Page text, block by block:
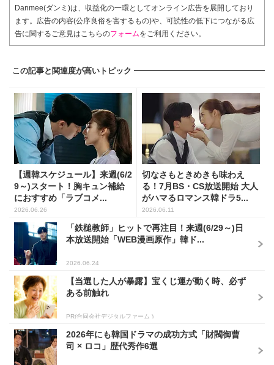
Danmee(ダンミ)は、収益化の一環としてオンライン広告を展開しており
ます。広告の内容(公序良俗を害するもの)や、可読性の低下につながる広
告に関するご意見はこちらのフォームをご利用ください。
この記事と関連度が高いトピック
【週韓スケジュール】来週(6/2
9～)スタート！胸キュン補給
におすすめ「ラブコメ...
2026.06.26
切なさもときめきも味わえ
る！7月BS・CS放送開始 大人
がハマるロマンス韓ドラ5...
2026.06.11
「鉄槌教師」ヒットで再注目！来週(6/29～)日
本放送開始「WEB漫画原作」韓ド...
2026.06.24
【当選した人が暴露】宝くじ運が動く時、必ず
ある前触れ
PR(合同会社デジタルファーム )
2026年にも韓国ドラマの成功方式「財閥御曹
司 × ロコ」歴代秀作6選